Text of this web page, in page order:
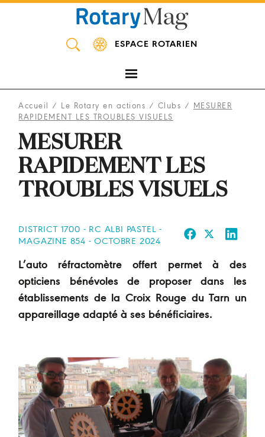
ESPACE ROTARIEN
Accueil / Le Rotary en actions / Clubs / MESURER
RAPIDEMENT LES TROUBLES VISUELS
MESURER
RAPIDEMENT LES
TROUBLES VISUELS
DISTRICT 1700 - RC ALBI PASTEL -
MAGAZINE 854 - OCTOBRE 2024
L’auto réfractomètre offert permet à des
opticiens bénévoles de proposer dans les
établissements de la Croix Rouge du Tarn un
appareillage adapté à ses bénéficiaires.
Panneau de gestion des cookies